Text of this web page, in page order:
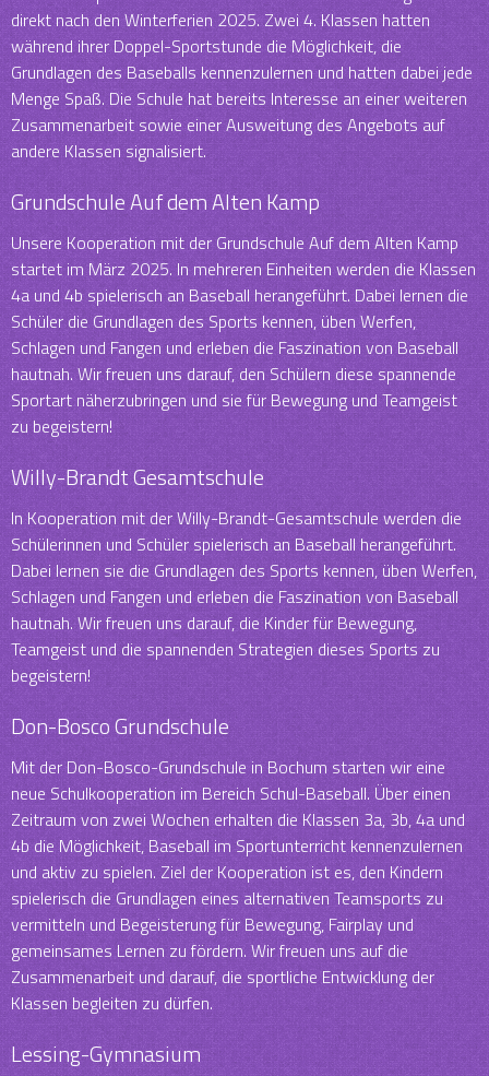
direkt nach den Winterferien 2025. Zwei 4. Klassen hatten
während ihrer Doppel-Sportstunde die Möglichkeit, die
Grundlagen des Baseballs kennenzulernen und hatten dabei jede
Menge Spaß. Die Schule hat bereits Interesse an einer weiteren
Zusammenarbeit sowie einer Ausweitung des Angebots auf
andere Klassen signalisiert.
Grundschule Auf dem Alten Kamp
Unsere Kooperation mit der Grundschule Auf dem Alten Kamp
startet im März 2025. In mehreren Einheiten werden die Klassen
4a und 4b spielerisch an Baseball herangeführt. Dabei lernen die
Schüler die Grundlagen des Sports kennen, üben Werfen,
Schlagen und Fangen und erleben die Faszination von Baseball
hautnah. Wir freuen uns darauf, den Schülern diese spannende
Sportart näherzubringen und sie für Bewegung und Teamgeist
zu begeistern!
Willy-Brandt Gesamtschule
In Kooperation mit der Willy-Brandt-Gesamtschule werden die
Schülerinnen und Schüler spielerisch an Baseball herangeführt.
Dabei lernen sie die Grundlagen des Sports kennen, üben Werfen,
Schlagen und Fangen und erleben die Faszination von Baseball
hautnah. Wir freuen uns darauf, die Kinder für Bewegung,
Teamgeist und die spannenden Strategien dieses Sports zu
begeistern!
Don-Bosco Grundschule
Mit der Don-Bosco-Grundschule in Bochum starten wir eine
neue Schulkooperation im Bereich Schul-Baseball. Über einen
Zeitraum von zwei Wochen erhalten die Klassen 3a, 3b, 4a und
4b die Möglichkeit, Baseball im Sportunterricht kennenzulernen
und aktiv zu spielen. Ziel der Kooperation ist es, den Kindern
spielerisch die Grundlagen eines alternativen Teamsports zu
vermitteln und Begeisterung für Bewegung, Fairplay und
gemeinsames Lernen zu fördern. Wir freuen uns auf die
Zusammenarbeit und darauf, die sportliche Entwicklung der
Klassen begleiten zu dürfen.
Lessing-Gymnasium